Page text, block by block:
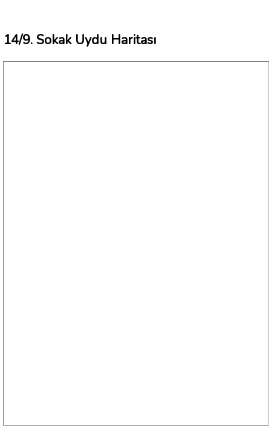
14/9. Sokak Uydu Haritası